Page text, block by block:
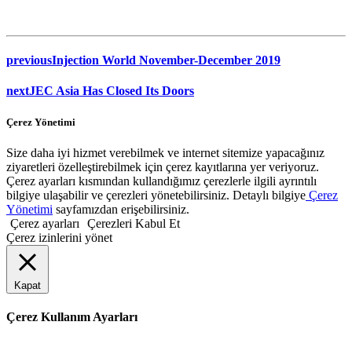
previousInjection World November-December 2019
nextJEC Asia Has Closed Its Doors
Çerez Yönetimi
Size daha iyi hizmet verebilmek ve internet sitemize yapacağınız
ziyaretleri özelleştirebilmek için çerez kayıtlarına yer veriyoruz.
Çerez ayarları kısmından kullandığımız çerezlerle ilgili ayrıntılı
bilgiye ulaşabilir ve çerezleri yönetebilirsiniz. Detaylı bilgiye Çerez
Yönetimi sayfamızdan erişebilirsiniz.
Çerez ayarları
Çerezleri Kabul Et
Çerez izinlerini yönet
Kapat
Çerez Kullanım Ayarları